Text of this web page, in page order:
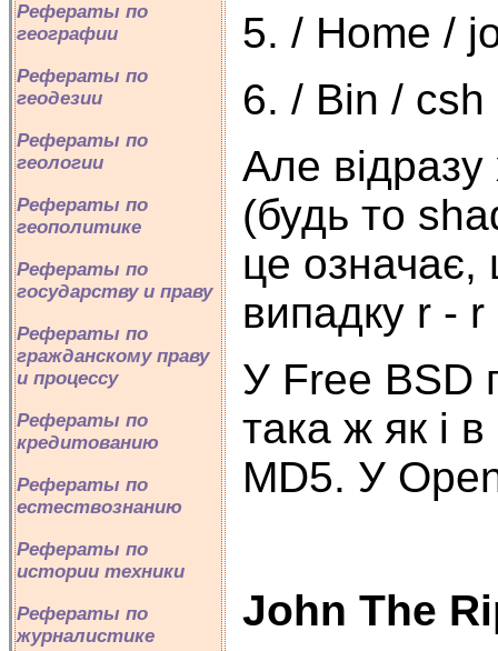
Рефераты по
географии
Рефераты по
геодезии
Рефераты по
геологии
Рефераты по
геополитике
Рефераты по
государству и праву
Рефераты по
гражданскому праву
и процессу
Рефераты по
кредитованию
Рефераты по
естествознанию
Рефераты по
истории техники
Рефераты по
журналистике
5. / Home /
6. / Bin / csh
Але
(будь то
це означає,
випадку r -
У Free BSD
така ж як і
MD5. У
John The